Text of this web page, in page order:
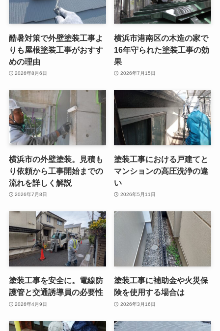
酷暑対策で外壁塗装工事よ
りも屋根塗装工事がおすす
めの理由
2026年8月6日
横浜市港南区の木造の家で
16年守られた塗装工事の効
果
2026年7月15日
横浜市の外壁塗装。見積も
り依頼から工事開始までの
流れを詳しく解説
2026年7月8日
塗装工事における戸建てと
マンションの高圧洗浄の違
い
2026年5月11日
塗装工事を安全に。電線防
護管と交通誘導員の必要性
2026年4月9日
塗装工事に補助金や火災保
険を使用する場合は
2026年3月16日